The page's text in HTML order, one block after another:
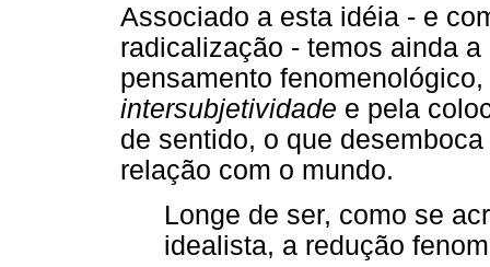
Associado a esta idéia - e
radicalização - temos ainda
pensamento
intersubjetividade e pela
de sentido, o que
relação com o mundo.
Longe de ser, como se
idealista, a redução